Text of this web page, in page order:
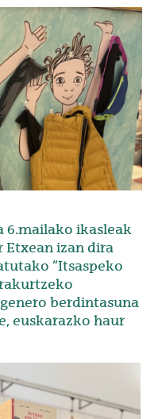
6.mailako ikasleak
izan dira
“Itsaspeko
berdintasuna
euskarazko haur